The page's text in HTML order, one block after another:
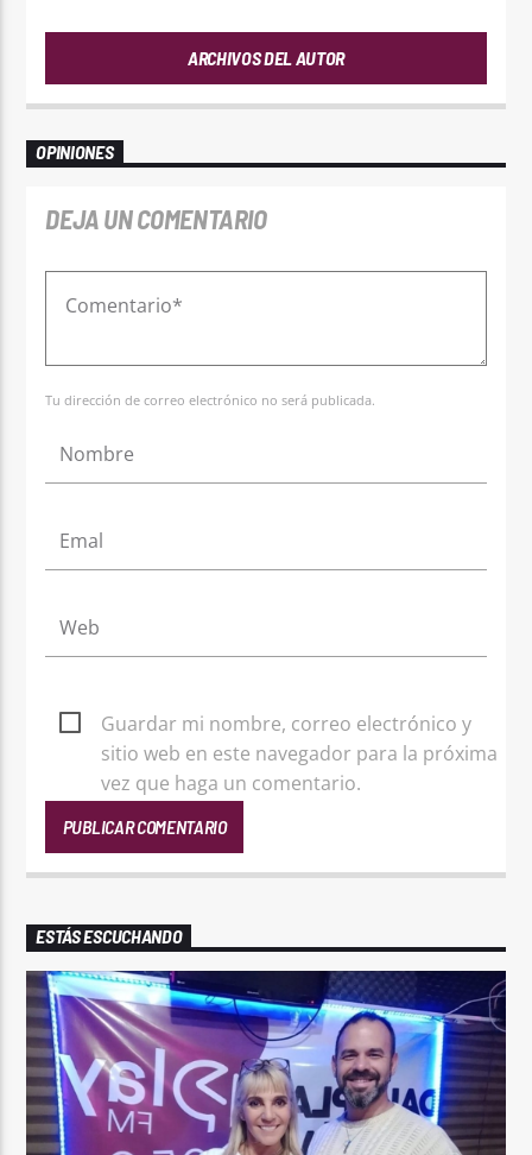
ARCHIVOS DEL AUTOR
OPINIONES
DEJA UN COMENTARIO
Tu dirección de correo electrónico no será publicada.
Guardar mi nombre, correo electrónico y
sitio web en este navegador para la próxima
vez que haga un comentario.
ESTÁS ESCUCHANDO